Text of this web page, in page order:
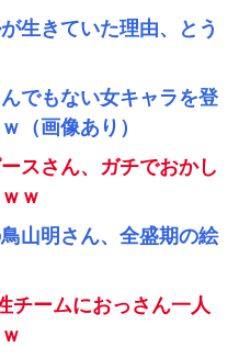
生きていた理由、とう
でもない女キャラを登
（画像あり）
スさん、ガチでおかし
ｗ
山明さん、全盛期の絵
チームにおっさん一人